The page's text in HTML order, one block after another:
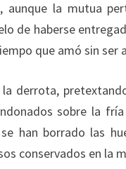
la mutua
de haberse
que amó sin ser
derrota,
sobre la
han borrado las
conservados en la